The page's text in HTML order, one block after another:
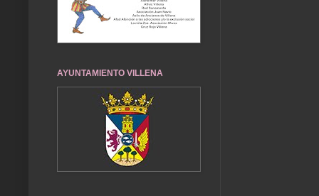
AYUNTAMIENTO VILLENA